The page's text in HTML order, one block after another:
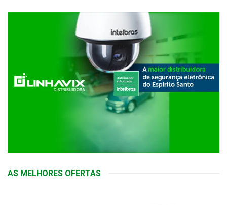
AS MELHORES OFERTAS